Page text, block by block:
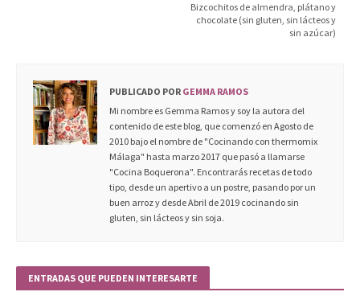
Bizcochitos de almendra, plátano y
chocolate (sin gluten, sin lácteos y
sin azúcar)
PUBLICADO POR GEMMA RAMOS
Mi nombre es Gemma Ramos y soy la autora del
contenido de este blog, que comenzó en Agosto de
2010 bajo el nombre de "Cocinando con thermomix
Málaga" hasta marzo 2017 que pasó a llamarse
"Cocina Boquerona". Encontrarás recetas de todo
tipo, desde un apertivo a un postre, pasando por un
buen arroz y desde Abril de 2019 cocinando sin
gluten, sin lácteos y sin soja.
ENTRADAS QUE PUEDEN INTERESARTE